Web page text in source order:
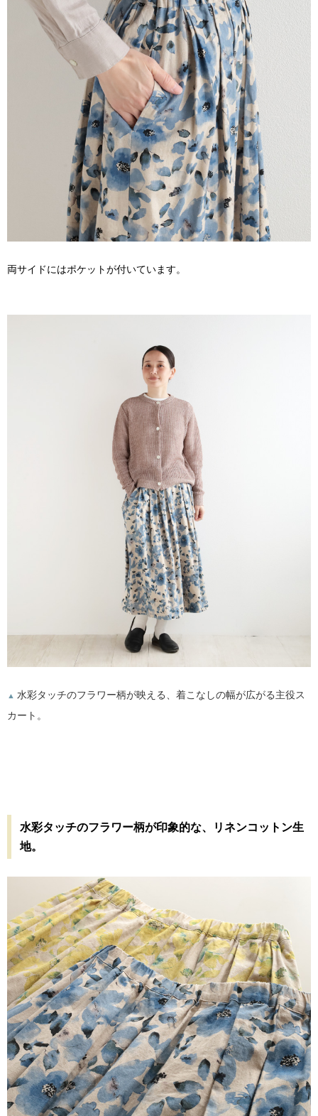
両サイドにはポケットが付いています。
▲ 水彩タッチのフラワー柄が映える、着こなしの幅が広がる主役ス
カート。
水彩タッチのフラワー柄が印象的な、リネンコットン生
地。